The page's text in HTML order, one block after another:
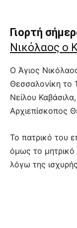
Γιορτή
Νικόλαος ο
Ο Άγιος
Θεσσαλονίκη το
Νείλου
Αρχιεπίσκοπος
Το πατρικό του
όμως το
λόγω της